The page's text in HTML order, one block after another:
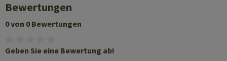
Bewertungen
0 von 0 Bewertungen
Geben Sie eine Bewertung ab!